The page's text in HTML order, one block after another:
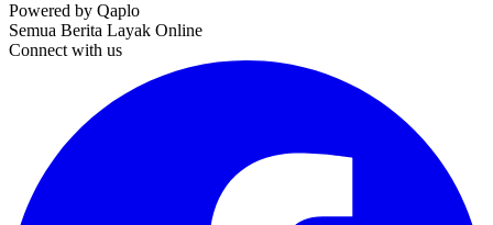
Powered by Qaplo
Semua Berita Layak Online
Connect with us